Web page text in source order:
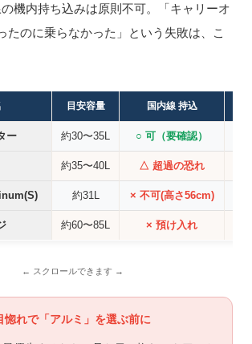
機内持ち込みは原則不可。「キャリーオ
たのに乗らなかった」という失敗は、こ
目安容量 国内線 持込
ー 約30〜35L ○ 可（要確認）
約35〜40L △ 超過の恐れ
約31L × 不可(高さ56cm)
約60〜85L × 預け入れ
れで「アルミ」を選ぶ前に